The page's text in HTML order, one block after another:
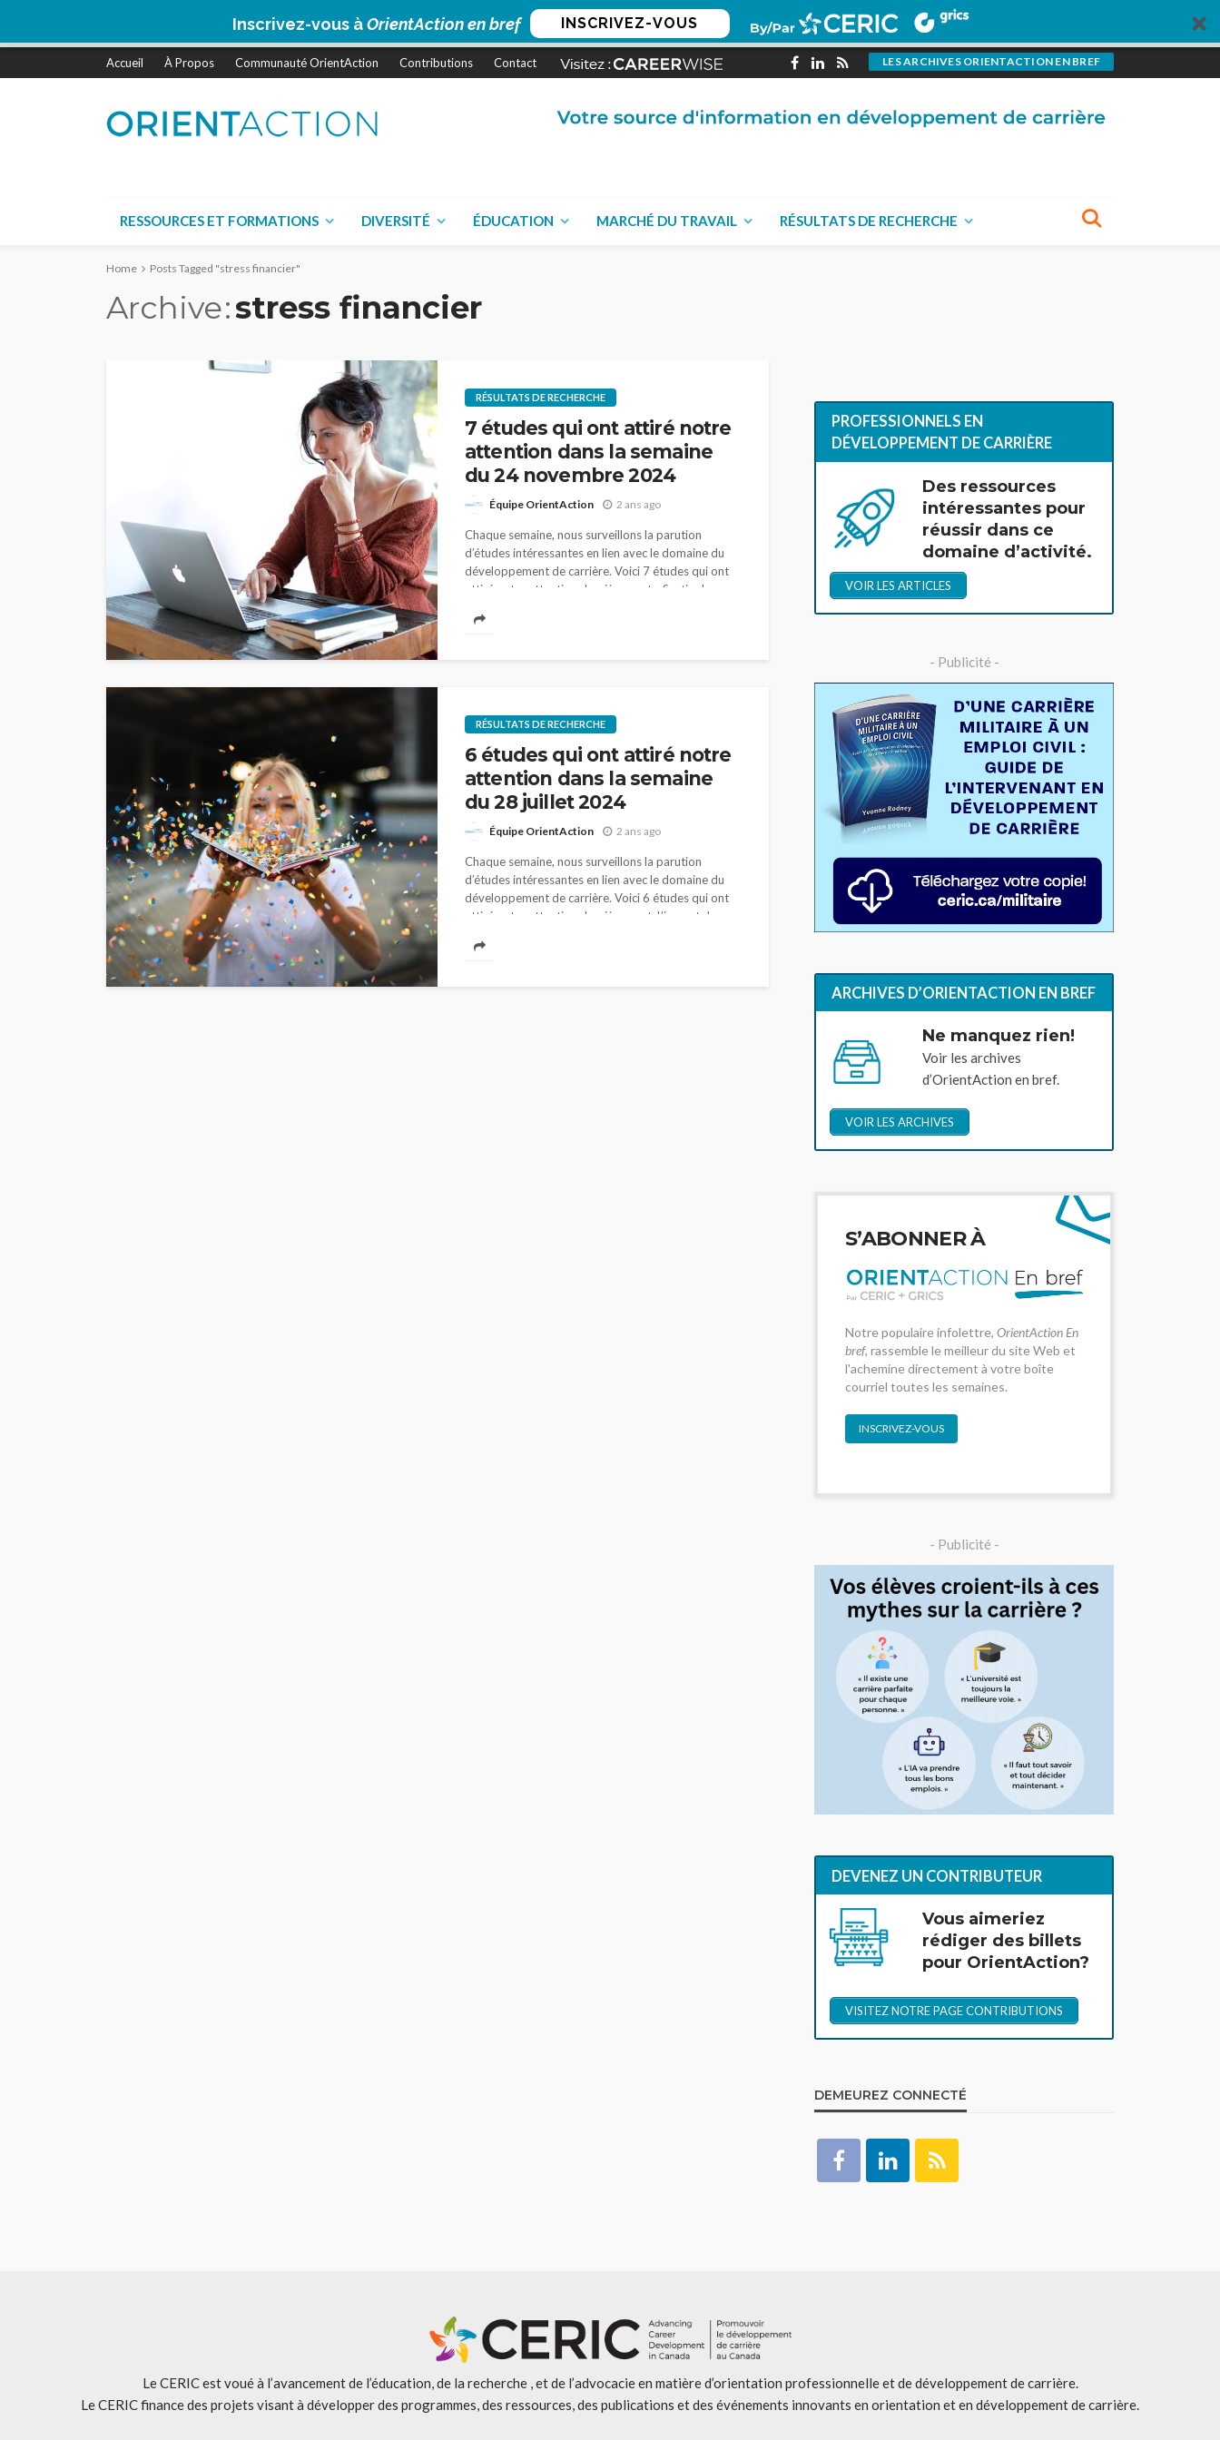
Inscrivez-vous àOrientAction en bref INSCRIVEZ-VOUS
Accueil À Propos Communauté OrientAction Contributions Contact LES ARCHIVES ORIENTACTION EN BREF
RESSOURCES ET FORMATIONS DIVERSITÉ ÉDUCATION MARCHÉ DU TRAVAIL RÉSULTATS DE RECHERCHE
Home Posts Tagged "stress financier"
Archive stress financier
RÉSULTATS DE RECHERCHE
7 études qui ont attiré notre
attention dans la semaine
du 24 novembre 2024
Équipe OrientAction 2 ans ago
Chaque semaine, nous surveillons la parution
d’études intéressantes en lien avec le domaine du
développement de carrière. Voici 7 études qui ont
attiré notre attention dernièrement. Sortie de
RÉSULTATS DE RECHERCHE
6 études qui ont attiré notre
attention dans la semaine
du 28 juillet 2024
Équipe OrientAction 2 ans ago
Chaque semaine, nous surveillons la parution
d’études intéressantes en lien avec le domaine du
développement de carrière. Voici 6 études qui ont
attiré notre attention dernièrement. L’impact du
PROFESSIONNELS EN
DÉVELOPPEMENT DE CARRIÈRE
Des ressources
intéressantes pour
réussir dans ce
domaine d’activité.
VOIR LES ARTICLES
- Publicité -
ARCHIVES D’ORIENTACTION EN BREF
Ne manquez rien!
Voir les archives
d’OrientAction en bref.
VOIR LES ARCHIVES
S’ABONNER À
Notre populaire infolettre, OrientAction En
bref, rassemble le meilleur du site Web et
l'achemine directement à votre boîte
courriel toutes les semaines.
INSCRIVEZ-VOUS
- Publicité -
DEVENEZ UN CONTRIBUTEUR
Vous aimeriez
rédiger des billets
pour OrientAction?
VISITEZ NOTRE PAGE CONTRIBUTIONS
DEMEUREZ CONNECTÉ
Le CERIC est voué à l’avancement de l’éducation, de la recherche , et de l’advocacie en matière d’orientation professionnelle et de développement de carrière.
Le CERIC finance des projets visant à développer des programmes, des ressources, des publications et des événements innovants en orientation et en développement de carrière.